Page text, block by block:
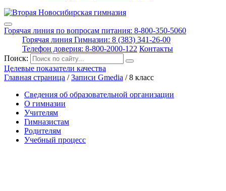
Горячая линия по вопросам питания: 8-800-350-5060
Горячая линия Гимназии: 8 (383) 341-26-00
Телефон доверия: 8-800-2000-122 Контакты
Поиск:
Целевые показатели качества
Главная страница /Записи Gmedia /8 класс
Сведения об образовательной организации
О гимназии
Учителям
Гимназистам
Родителям
Учебный процесс